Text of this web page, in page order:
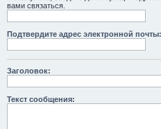
вами связаться.
Подтвердите адрес электронной почты:
Заголовок:
Текст сообщения: